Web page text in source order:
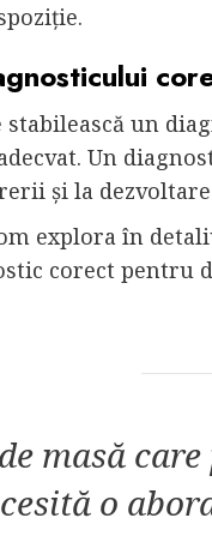
stabilească un
Un
și la
explora în
corect pentru
masă
o